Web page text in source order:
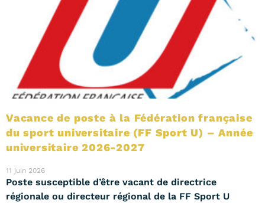
Vacance de poste à la Fédération française
du sport universitaire (FF Sport U) – Année
universitaire 2026-2027
11 juin 2026
Poste susceptible d’être vacant de directrice
régionale ou directeur régional de la FF Sport U